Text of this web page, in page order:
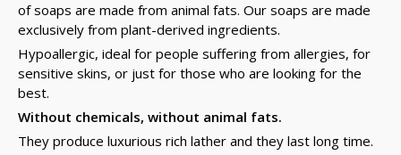
of soaps are made from animal fats. Our soaps are made
exclusively from plant-derived ingredients.
Hypoallergic, ideal for people suffering from allergies, for
sensitive skins, or just for those who are looking for the
best.
Without chemicals, without animal fats.
They produce luxurious rich lather and they last long time.